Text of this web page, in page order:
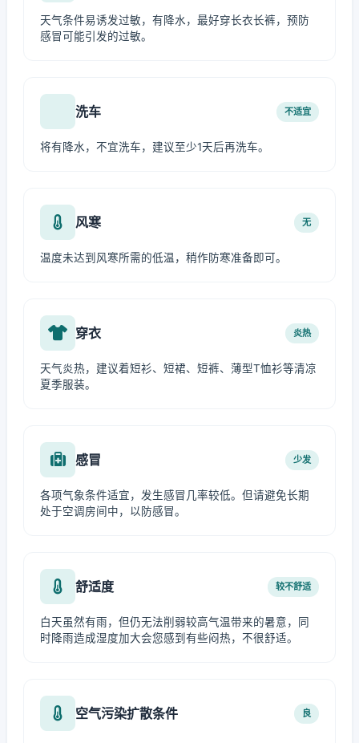
天气条件易诱发过敏，有降水，最好穿长衣长裤，预防
感冒可能引发的过敏。
洗车 不适宜
将有降水，不宜洗车，建议至少1天后再洗车。
风寒 无
温度未达到风寒所需的低温，稍作防寒准备即可。
穿衣 炎热
天气炎热，建议着短衫、短裙、短裤、薄型T恤衫等清凉
夏季服装。
感冒 少发
各项气象条件适宜，发生感冒几率较低。但请避免长期
处于空调房间中，以防感冒。
舒适度 较不舒适
白天虽然有雨，但仍无法削弱较高气温带来的暑意，同
时降雨造成湿度加大会您感到有些闷热，不很舒适。
空气污染扩散条件 良